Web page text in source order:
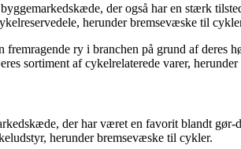
der også har en stærk
herunder bremsevæske til
fremragende ry i branchen på grund af
sortiment af cykelrelaterede varer,
der har været en favorit blandt
herunder bremsevæske til cykler.